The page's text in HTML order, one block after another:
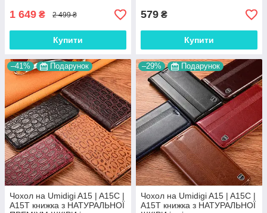
1 649 ₴ 2 499 ₴
Купити
579 ₴
Купити
–41% Подарунок
Чохол на Umidigi A15 | A15C |
A15T книжка з НАТУРАЛЬНОЇ
–29% Подарунок
Чохол на Umidigi A15 | A15C |
A15T книжка з НАТУРАЛЬНОЇ